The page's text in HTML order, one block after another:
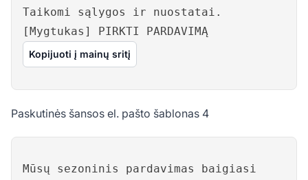
Taikomi sąlygos ir nuostatai.
[Mygtukas] PIRKTI PARDAVIMĄ
Kopijuoti į mainų sritį
Paskutinės šansos el. pašto šablonas 4
Mūsų sezoninis pardavimas baigiasi